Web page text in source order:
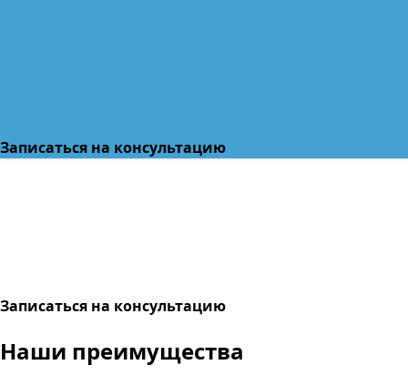
Записаться на консультацию
Записаться на консультацию
Наши преимущества